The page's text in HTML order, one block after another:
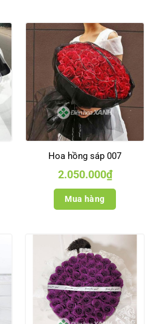
Hoa hồng sáp 007
2.050.000₫
Mua hàng